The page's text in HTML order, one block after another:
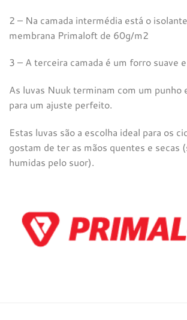
2 – Na camada intermédia está o
membrana Primaloft de 60g/m2
3 – A terceira camada é um forro suave
As luvas Nuuk terminam com um punho
para um ajuste perfeito.
Estas luvas são a escolha ideal para os
gostam de ter as mãos quentes e secas
humidas pelo suor).